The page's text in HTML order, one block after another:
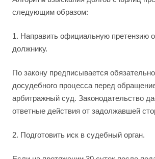
следующим образом:
1. Направить официальную претензию
должнику.
По закону предписывается
досудебного процесса перед
арбитражный суд. Законодательство
ответные действия от задолжавшей
2. Подготовить иск в судебный орган.